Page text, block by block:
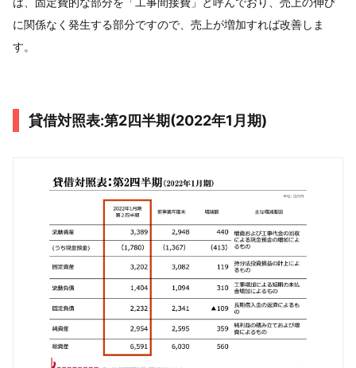
に関係なく発生する部分ですので、売上が増加すれば改善しま
す。
貸借対照表:第2四半期(2022年1月期)